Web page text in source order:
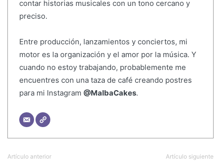
contar historias musicales con un tono cercano y
preciso.
Entre producción, lanzamientos y conciertos, mi
motor es la organización y el amor por la música. Y
cuando no estoy trabajando, probablemente me
encuentres con una taza de café creando postres
para mi Instagram @MalbaCakes.
Artículo anterior Artículo siguiente